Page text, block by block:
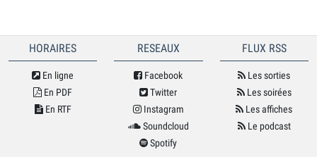
HORAIRES
En ligne
En PDF
En RTF
RESEAUX
Facebook
Twitter
Instagram
Soundcloud
Spotify
FLUX RSS
Les sorties
Les soirées
Les affiches
Le podcast